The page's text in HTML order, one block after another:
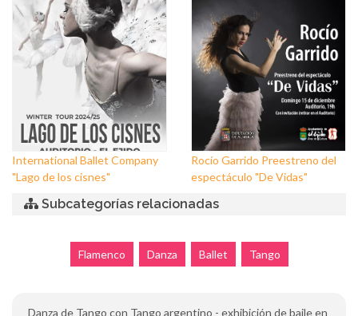
International Ballet Company
"Lago de los cisnes"
Rocío Garrido Preestreno del
espectáculo "De Vidas"
Subcategorías relacionadas
Flamenco Danza Ballet Tango
Danza de Tango con Tango argentino - exhibición de baile en